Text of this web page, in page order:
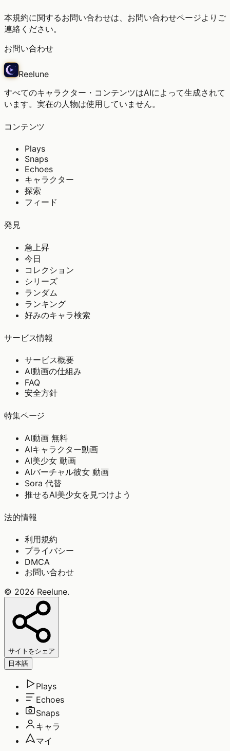
本規約に関するお問い合わせは、お問い合わせページよりご
連絡ください。
お問い合わせ
Reelune
すべてのキャラクター・コンテンツはAIによって生成されて
います。実在の人物は使用していません。
コンテンツ
Plays
Snaps
Echoes
キャラクター
探索
フィード
発見
急上昇
今日
コレクション
シリーズ
ランダム
ランキング
好みのキャラ検索
サービス情報
サービス概要
AI動画の仕組み
FAQ
安全方針
特集ページ
AI動画 無料
AIキャラクター動画
AI美少女 動画
AIバーチャル彼女 動画
Sora 代替
推せるAI美少女を見つけよう
法的情報
利用規約
プライバシー
DMCA
お問い合わせ
© 2026 Reelune.
サイトをシェア
日本語
Plays
Echoes
Snaps
キャラ
マイ